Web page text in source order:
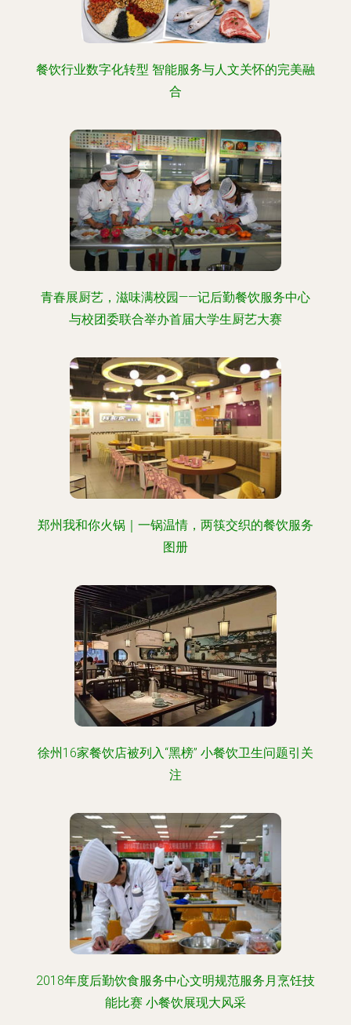
餐饮行业数字化转型 智能服务与人文关怀的完美融
合
青春展厨艺，滋味满校园——记后勤餐饮服务中心
与校团委联合举办首届大学生厨艺大赛
郑州我和你火锅｜一锅温情，两筷交织的餐饮服务
图册
徐州16家餐饮店被列入“黑榜” 小餐饮卫生问题引关
注
2018年度后勤饮食服务中心文明规范服务月烹饪技
能比赛 小餐饮展现大风采